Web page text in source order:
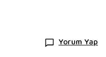
Yorum Yap